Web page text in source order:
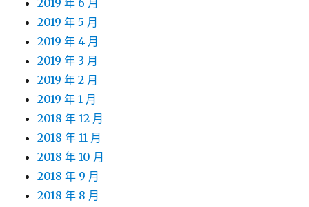
2019 年 6 月
2019 年 5 月
2019 年 4 月
2019 年 3 月
2019 年 2 月
2019 年 1 月
2018 年 12 月
2018 年 11 月
2018 年 10 月
2018 年 9 月
2018 年 8 月